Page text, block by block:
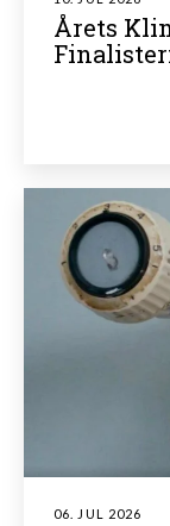
Årets
06. JUL 2026